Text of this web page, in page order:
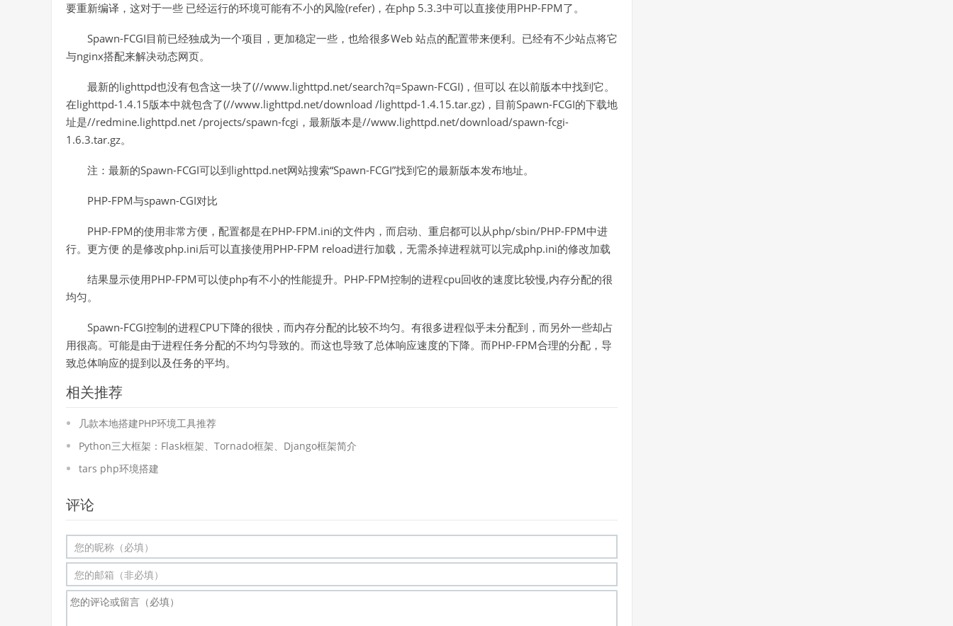
要重新编译，这对于一些 已经运行的环境可能有不小的风险(refer)，在php 5.3.3中可以直接使用PHP-FPM了。
Spawn-FCGI目前已经独成为一个项目，更加稳定一些，也给很多Web 站点的配置带来便利。已经有不少站点将它
与nginx搭配来解决动态网页。
最新的lighttpd也没有包含这一块了(//www.lighttpd.net/search?q=Spawn-FCGI)，但可以 在以前版本中找到它。
在lighttpd-1.4.15版本中就包含了(//www.lighttpd.net/download /lighttpd-1.4.15.tar.gz)，目前Spawn-FCGI的下载地
址是//redmine.lighttpd.net /projects/spawn-fcgi，最新版本是//www.lighttpd.net/download/spawn-fcgi-
1.6.3.tar.gz。
注：最新的Spawn-FCGI可以到lighttpd.net网站搜索“Spawn-FCGI”找到它的最新版本发布地址。
PHP-FPM与spawn-CGI对比
PHP-FPM的使用非常方便，配置都是在PHP-FPM.ini的文件内，而启动、重启都可以从php/sbin/PHP-FPM中进
行。更方便 的是修改php.ini后可以直接使用PHP-FPM reload进行加载，无需杀掉进程就可以完成php.ini的修改加载
结果显示使用PHP-FPM可以使php有不小的性能提升。PHP-FPM控制的进程cpu回收的速度比较慢,内存分配的很
均匀。
Spawn-FCGI控制的进程CPU下降的很快，而内存分配的比较不均匀。有很多进程似乎未分配到，而另外一些却占
用很高。可能是由于进程任务分配的不均匀导致的。而这也导致了总体响应速度的下降。而PHP-FPM合理的分配，导
致总体响应的提到以及任务的平均。
相关推荐
几款本地搭建PHP环境工具推荐
Python三大框架：Flask框架、Tornado框架、Django框架简介
tars php环境搭建
评论